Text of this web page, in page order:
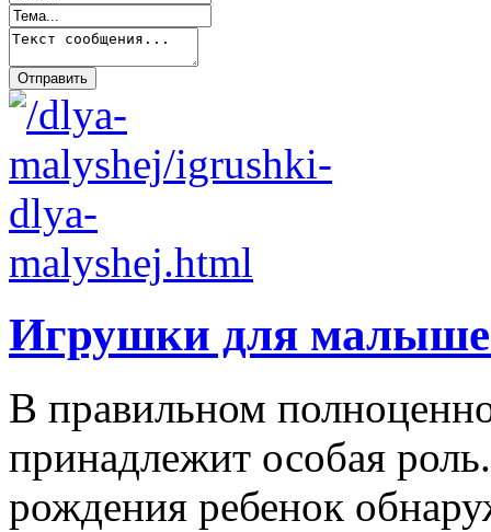
Игрушки для
В правильном
принадлежит особая
рождения ребенок